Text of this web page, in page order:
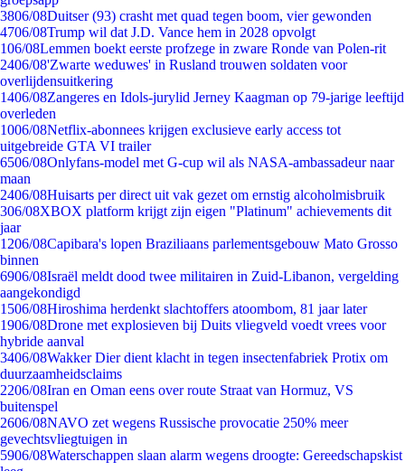
3806/08Duitser (93) crasht met quad tegen boom, vier gewonden
4706/08Trump wil dat J.D. Vance hem in 2028 opvolgt
106/08Lemmen boekt eerste profzege in zware Ronde van Polen-rit
2406/08'Zwarte weduwes' in Rusland trouwen soldaten voor
overlijdensuitkering
1406/08Zangeres en Idols-jurylid Jerney Kaagman op 79-jarige leeftijd
overleden
1006/08Netflix-abonnees krijgen exclusieve early access tot
uitgebreide GTA VI trailer
6506/08Onlyfans-model met G-cup wil als NASA-ambassadeur naar
maan
2406/08Huisarts per direct uit vak gezet om ernstig alcoholmisbruik
306/08XBOX platform krijgt zijn eigen "Platinum" achievements dit
jaar
1206/08Capibara's lopen Braziliaans parlementsgebouw Mato Grosso
binnen
6906/08Israël meldt dood twee militairen in Zuid-Libanon, vergelding
aangekondigd
1506/08Hiroshima herdenkt slachtoffers atoombom, 81 jaar later
1906/08Drone met explosieven bij Duits vliegveld voedt vrees voor
hybride aanval
3406/08Wakker Dier dient klacht in tegen insectenfabriek Protix om
duurzaamheidsclaims
2206/08Iran en Oman eens over route Straat van Hormuz, VS
buitenspel
2606/08NAVO zet wegens Russische provocatie 250% meer
gevechtsvliegtuigen in
5906/08Waterschappen slaan alarm wegens droogte: Gereedschapskist